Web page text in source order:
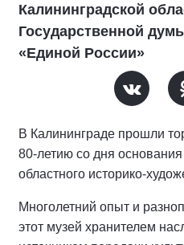
Калининградской
Государственной
«Единой России»
В Калининграде прошли
80-летию со дня
областного историко-
Многолетний опыт и
этот музей хранителем